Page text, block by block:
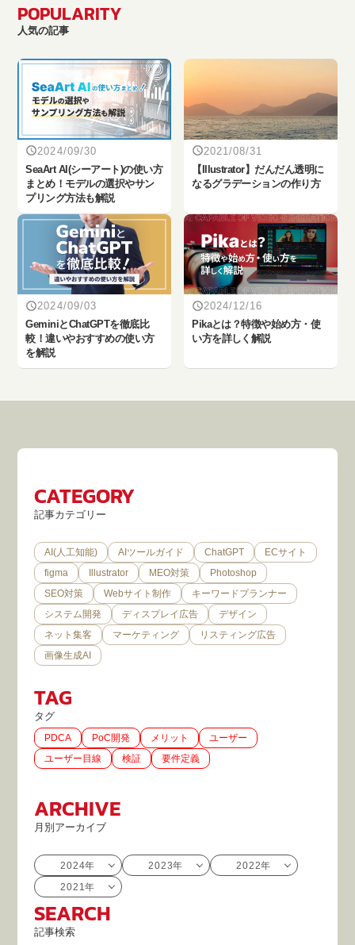
POPULARITY
人気の記事
2024/09/30
SeaArt AI(シーアート)の使い方
まとめ！モデルの選択やサン
プリング方法も解説
2021/08/31
【Illustrator】だんだん透明に
なるグラデーションの作り方
2024/09/03
‎GeminiとChatGPTを徹底比
較！違いやおすすめの使い方
を解説
2024/12/16
Pikaとは？特徴や始め方・使
い方を詳しく解説
CATEGORY
記事カテゴリー
AI(人工知能) AIツールガイド ChatGPT
ECサイト
figma
Illustrator MEO対策
Photoshop
SEO対策
Webサイト制作
キーワードプランナー
システム開発
ディスプレイ広告
デザイン
ネット集客
マーケティング
リスティング広告
画像生成AI
TAG
タグ
PDCA PoC開発 メリット
ユーザー
ユーザー目線
検証 要件定義
ARCHIVE
月別アーカイブ
2024年 2023年
2022年
2021年
SEARCH
記事検索